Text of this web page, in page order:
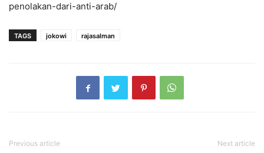
penolakan-dari-anti-arab/
TAGS jokowi rajasalman
Previous article Next article